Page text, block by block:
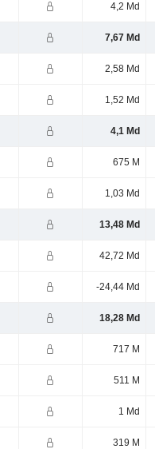
4,2 Md
7,67 Md
2,58 Md
1,52 Md
4,1 Md
675 M
1,03 Md
13,48 Md
42,72 Md
-24,44 Md
18,28 Md
717 M
511 M
1 Md
319 M